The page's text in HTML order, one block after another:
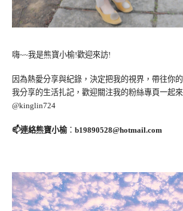
嗨~~我是熊寶小榆!歡迎來訪!
因為熱愛分享與紀錄，決定把我的視界，帶往你
我分享的生活扎記，歡迎關注我的粉絲專頁一起來
@kinglin724
📫連絡熊寶小榆： b19890528@hotmail.com